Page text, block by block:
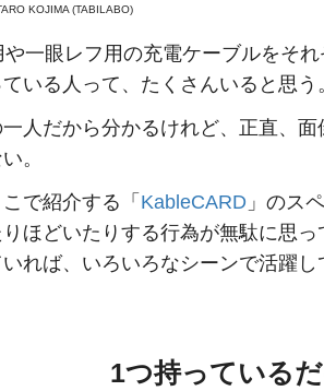
KOJIMA (TABILABO)
一眼レフ用の充電ケーブルをそ
いる人って、たくさんいると思う
人だから分かるけれど、正直、
。
で紹介する「 KableCARD 」のス
ほどいたりする行為が無駄に思
れば、いろいろなシーンで活躍し
1つ持っている